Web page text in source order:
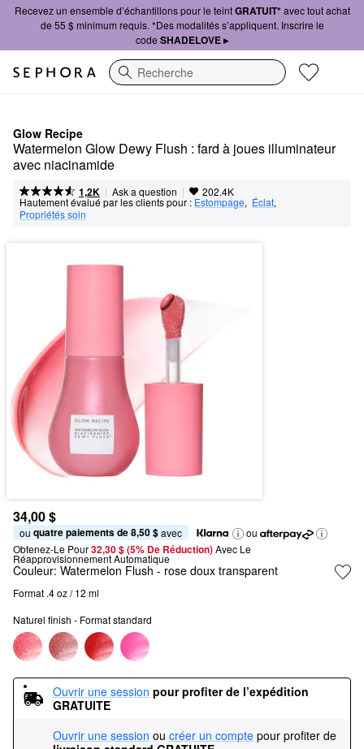
Recevez un ensemble d’échantillons pour le teintGRATUIT*avec tout achat
de 55 $ minimum requis. *Des modalités s’appliquent. Inscrire le
code SHADELOVE ▸
Recherche
Glow Recipe
Watermelon Glow Dewy Flush : fard à joues illuminateur
avec niacinamide
1,2K | Ask a question | 202.4K
Hautement évalué par les clients pour : Estompage, Éclat,
Propriétés soin
34,00 $
ou quatre paiements de 8,50 $ avec
ou
Obtenez-Le Pour32,30 $ (5% De Réduction) Avec Le
Réapprovisionnement Automatique
Couleur: Watermelon Flush - rose doux transparent
Format .4 oz / 12 ml
Naturel finish - Format standard
Ouvrir une session pour profiter de l’expédition
GRATUITE
Ouvrir une session ou créer un compte pour profiter de